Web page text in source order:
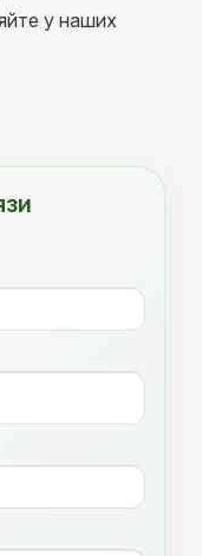
у наших